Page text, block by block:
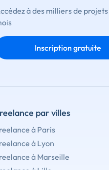
à des milliers de
Inscription gratuite
par villes
à Paris
à Lyon
à Marseille